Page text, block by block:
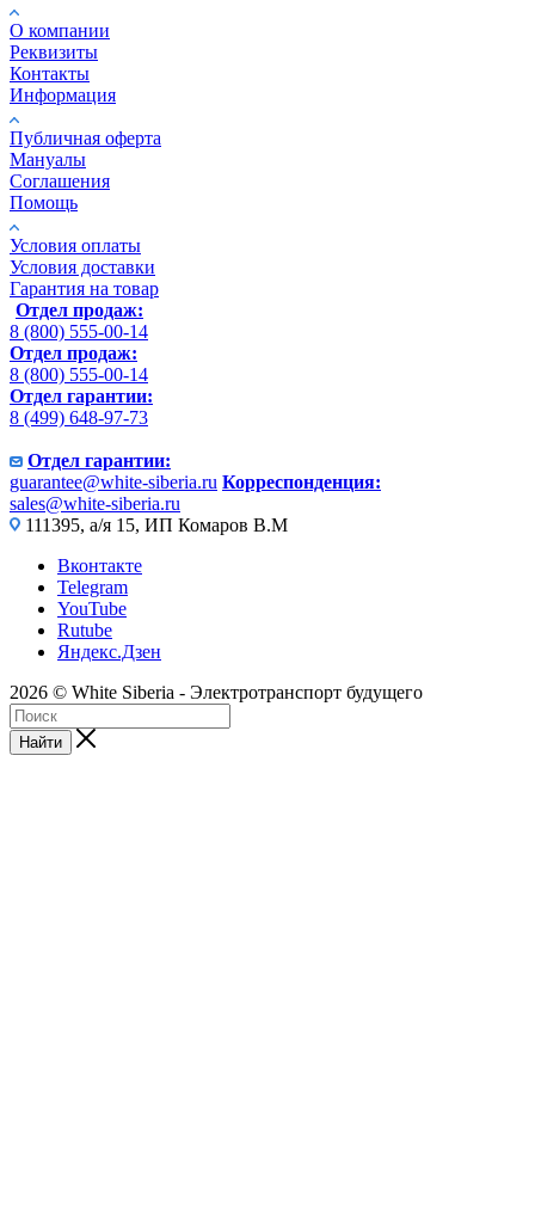
О компании
Реквизиты
Контакты
Информация
Публичная оферта
Мануалы
Соглашения
Помощь
Условия оплаты
Условия доставки
Гарантия на товар
Отдел продаж:
8 (800) 555-00-14
Отдел продаж:
8 (800) 555-00-14
Отдел гарантии:
8 (499) 648-97-73
Отдел гарантии:
guarantee@white-siberia.ru Корреспонденция:
sales@white-siberia.ru
111395, а/я 15, ИП Комаров В.М
Вконтакте
Telegram
YouTube
Rutube
Яндекс.Дзен
2026 © White Siberia - Электротранспорт будущего
Найти